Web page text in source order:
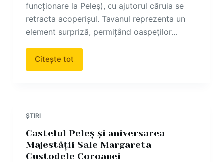
funcționare la Peleș), cu ajutorul căruia se
retracta acoperișul. Tavanul reprezenta un
element surpriză, permițând oaspeților…
Citește tot
ȘTIRI
Castelul Peleș și aniversarea
Majestății Sale Margareta
Custodele Coroanei